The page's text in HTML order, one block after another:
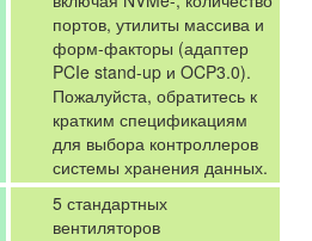
портов, утилиты массива и
форм-факторы (адаптер
PCIe stand-up и OCP3.0).
Пожалуйста, обратитесь к
кратким спецификациям
для выбора контроллеров
системы хранения данных.
5 стандартных
вентиляторов